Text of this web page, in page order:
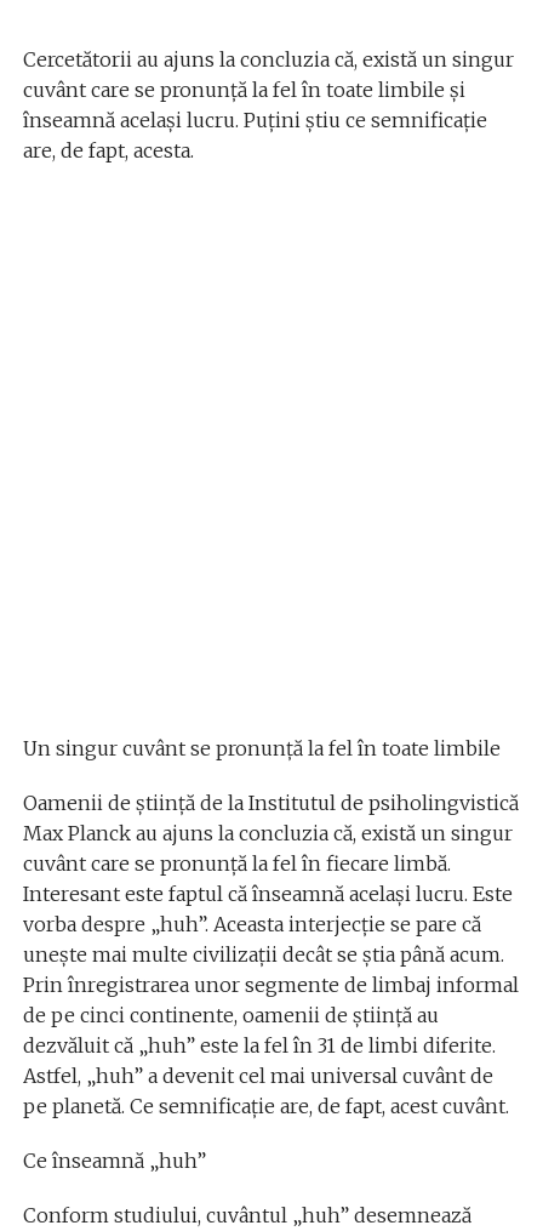
Cercetătorii au ajuns la concluzia că, există un singur
cuvânt care se pronunță la fel în toate limbile și
înseamnă același lucru. Puțini știu ce semnificație
are, de fapt, acesta.
Un singur cuvânt se pronunță la fel în toate limbile
Oamenii de știință de la Institutul de psiholingvistică
Max Planck au ajuns la concluzia că, există un singur
cuvânt care se pronunță la fel în fiecare limbă.
Interesant este faptul că înseamnă același lucru. Este
vorba despre „huh”. Aceasta interjecție se pare că
unește mai multe civilizații decât se știa până acum.
Prin înregistrarea unor segmente de limbaj informal
de pe cinci continente, oamenii de știință au
dezvăluit că „huh” este la fel în 31 de limbi diferite.
Astfel, „huh” a devenit cel mai universal cuvânt de
pe planetă. Ce semnificație are, de fapt, acest cuvânt.
Ce înseamnă „huh”
Conform studiului, cuvântul „huh” desemnează